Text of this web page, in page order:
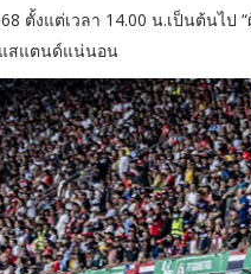
ตั้งแต่เวลา 14.00 น.เป็นต้นไป
สแตนด์แน่นอน